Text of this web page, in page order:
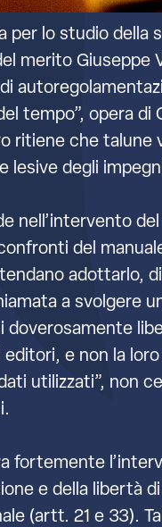
per lo studio della
merito Giuseppe
tempo”, opera
ritiene che talune
lesive degli
nell’intervento
del
adottarlo,
a svolgere
doverosamente
editori, e non la
utilizzati”, non
fortemente
e della libertà
(artt. 21 e 33).